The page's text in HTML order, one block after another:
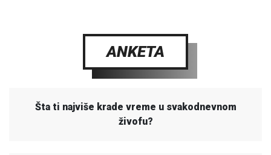
ANKETA
Šta ti najviše krade vreme u svakodnevnom
živofu?